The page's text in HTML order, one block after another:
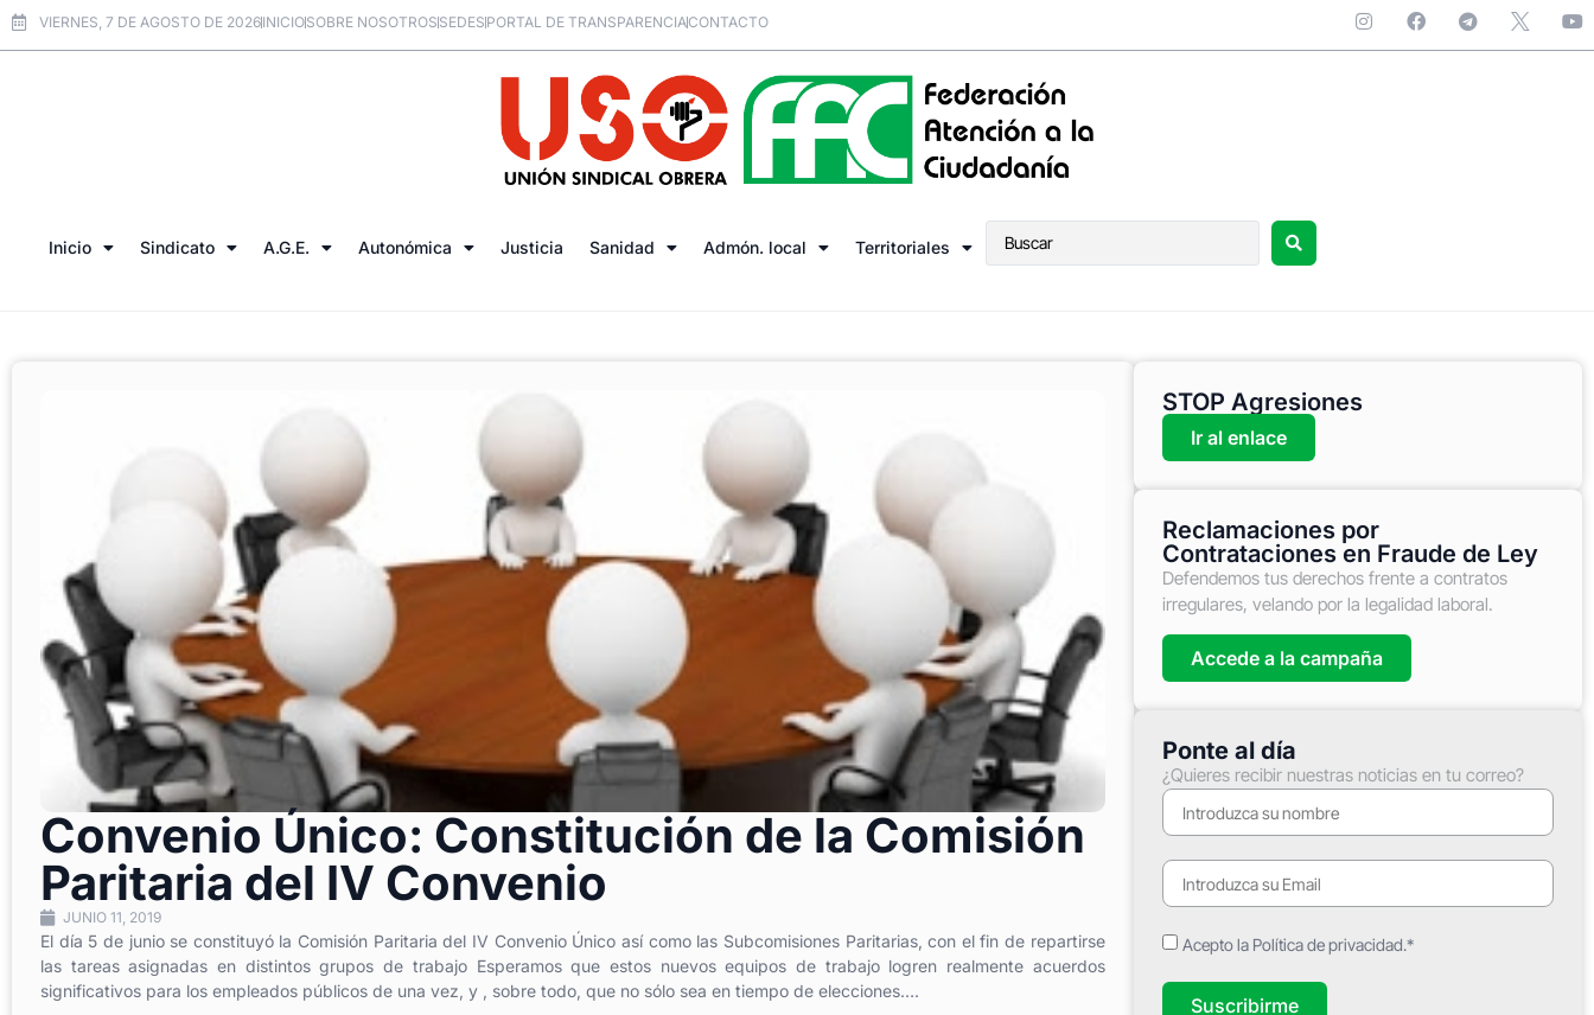
VIERNES, 7 DE AGOSTO DE 2026INICIOSOBRE NOSOTROSSEDESPORTAL DE TRANSPARENCIACONTACTO
Inicio Sindicato A.G.E. Autonómica Justicia Sanidad Admón. local Territoriales
Convenio Único: Constitución de la Comisión
Paritaria del IV Convenio
JUNIO 11, 2019
El día 5 de junio se constituyó la Comisión Paritaria del IV Convenio Único así como las Subcomisiones Paritarias, con el fin de repartirse
las tareas asignadas en distintos grupos de trabajo Esperamos que estos nuevos equipos de trabajo logren realmente acuerdos
significativos para los empleados públicos de una vez, y , sobre todo, que no sólo sea en tiempo de elecciones….
STOP Agresiones
Ir al enlace
Reclamaciones por
Contrataciones en Fraude de Ley
Defendemos tus derechos frente a contratos
irregulares, velando por la legalidad laboral.
Accede a la campaña
Ponte al día
¿Quieres recibir nuestras noticias en tu correo?
Acepto la Política de privacidad.*
Suscribirme